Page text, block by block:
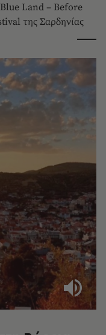
Blue Land – Before
της Σαρδηνίας